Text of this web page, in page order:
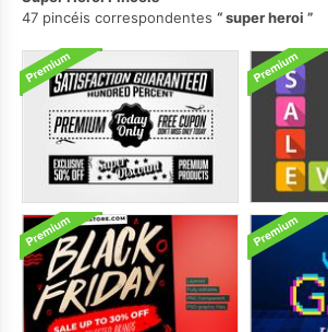
47 pincéis correspondentes
super heroi